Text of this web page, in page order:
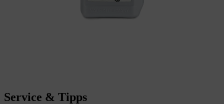
Service & Tipps